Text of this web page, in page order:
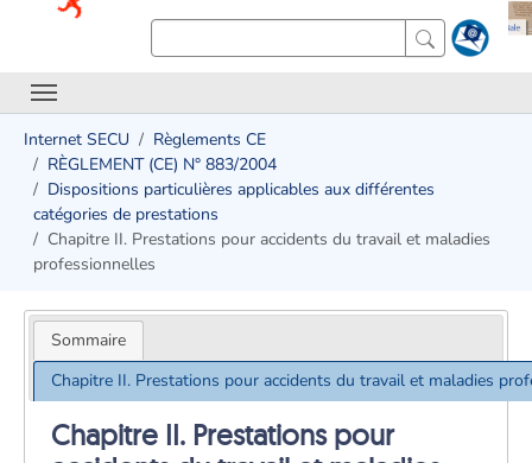
Internet SECU
Règlements CE
RÈGLEMENT (CE) N° 883/2004
Dispositions particulières applicables aux différentes
catégories de prestations
Chapitre II. Prestations pour accidents du travail et maladies
professionnelles
Sommaire
Chapitre II. Prestations pour accidents du travail et maladies
Chapitre II. Prestations pour